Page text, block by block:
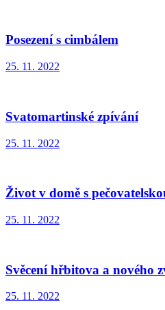
Posezení s cimbálem
25. 11. 2022
Svatomartinské zpívání
25. 11. 2022
Život v domě s
25. 11. 2022
Svěcení hřbitova a nového
25. 11. 2022